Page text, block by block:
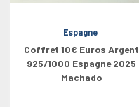
Espagne
Coffret 10€ Euros Argent
925/1000 Espagne 2025
Machado